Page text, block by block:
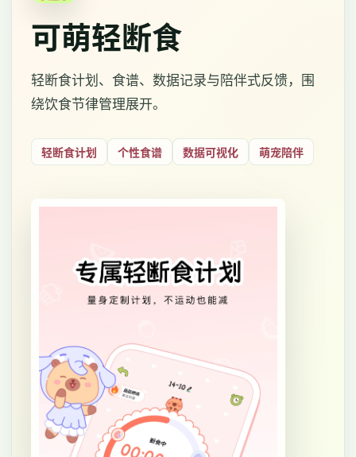
可萌轻断食
轻断食计划、食谱、数据记录与陪伴式反馈，围
绕饮食节律管理展开。
轻断食计划 个性食谱 数据可视化 萌宠陪伴